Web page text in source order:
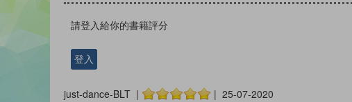
請登入給你的書籍評分
登入
just-dance-BLT | | 25-07-2020